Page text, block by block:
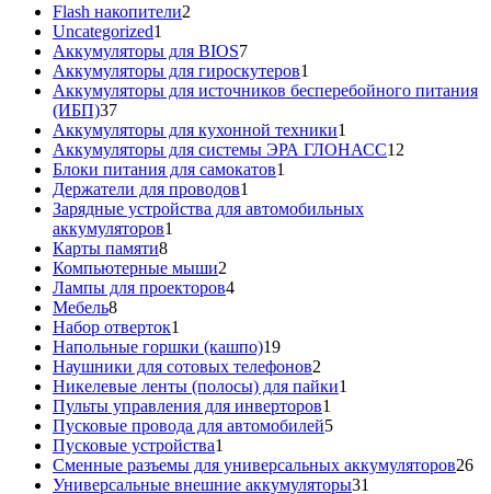
Flash накопители2
Uncategorized1
товар
Аккумуляторы для BIOS77
товаров
Аккумуляторы для гироскутеров1
товар
Аккумуляторы для источников бесперебойного питания
(ИБП)3737
товаров
Аккумуляторы для кухонной техники1
товар
Аккумуляторы для системы ЭРА ГЛОНАСС12
Блоки питания для самокатов1
Держатели для проводов1
товар
Зарядные устройства для автомобильных
аккумуляторов1
Карты памяти88
товаров
Компьютерные мыши2
товара
Лампы для проекторов44
Мебель88
товаров
Набор отверток1
товар
Напольные горшки (кашпо)1919
товаров
Наушники для сотовых телефонов2
товара
Никелевые ленты (полосы) для пайки1
Пульты управления для инверторов1
товар
Пусковые провода для автомобилей55
Пусковые устройства1
товар
Сменные разъемы для универсальных аккумуляторов2626
Универсальные внешние аккумуляторы31